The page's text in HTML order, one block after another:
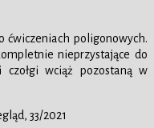
ćwiczeniach poligonowych.
nieprzystające do
czołgi wciąż pozostaną w
33/2021